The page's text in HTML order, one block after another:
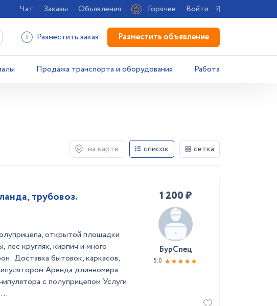
Чат Заказы Объявления Горячее Войти
Разместить заказ Разместить объявление
Продажа транспорта и оборудования Работа
на карте список сетка
трубовоз.
открытой площадки
лес кругляк, кирпич и много
. Доставка бытовок, каркасов,
Аренда длинномера
с полуприцепом Услуги
1 200 ₽
БурСпец
5.0